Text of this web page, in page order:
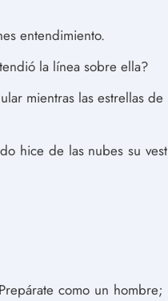
entendimiento.
la línea sobre ella?
mientras las estrellas de
hice de las nubes su
como un